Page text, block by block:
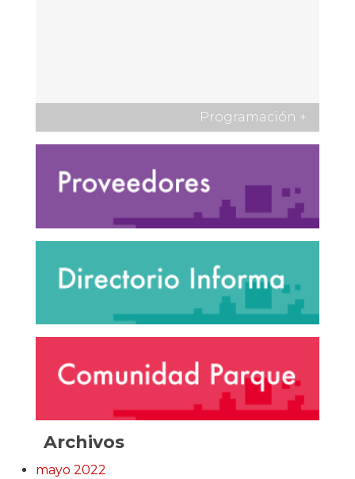
Programación +
Archivos
mayo 2022